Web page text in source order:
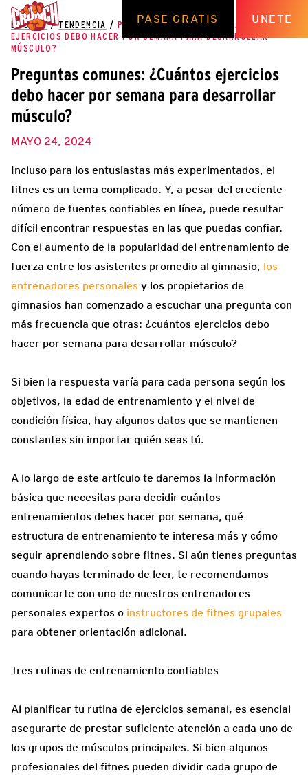
PASE GRATIS UNETE
EL BLOG / TENDENCIA /
PREGUNTAS COMUNES: ¿CUÁNTOS
EJERCICIOS DEBO HACER POR SEMANA PARA DESARROLLAR
MÚSCULO?
Preguntas comunes: ¿Cuántos ejercicios
debo hacer por semana para desarrollar
músculo?
MAYO 24, 2024
Incluso para los entusiastas más experimentados, el
fitnes es un tema complicado. Y, a pesar del creciente
número de fuentes confiables en línea, puede resultar
difícil encontrar respuestas en las que puedas confiar.
Con el aumento de la popularidad del entrenamiento de
fuerza entre los asistentes promedio al gimnasio, los
entrenadores personales y los propietarios de
gimnasios han comenzado a escuchar una pregunta con
más frecuencia que otras: ¿cuántos ejercicios debo
hacer por semana para desarrollar músculo?
Si bien la respuesta varía para cada persona según los
objetivos, la edad de entrenamiento y el nivel de
condición física, hay algunos datos que se mantienen
constantes sin importar quién seas tú.
A lo largo de este artículo te daremos la información
básica que necesitas para decidir cuántos
entrenamientos debes hacer por semana, qué
estructura de entrenamiento te interesa más y cómo
seguir aprendiendo sobre fitnes. Si aún tienes preguntas
cuando hayas terminado de leer, te recomendamos
comunicarte con uno de nuestros entrenadores
personales expertos o instructores de fitnes grupales
para obtener orientación adicional.
Tres rutinas de entrenamiento confiables
Al planificar tu rutina de ejercicios semanal, es esencial
asegurarte de prestar suficiente atención a cada uno de
los grupos de músculos principales. Si bien algunos
profesionales del fitnes pueden dividir cada grupo de